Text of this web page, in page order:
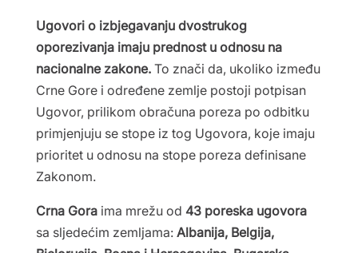
Ugovori o izbjegavanju dvostrukog
oporezivanja imaju prednost u odnosu na
nacionalne zakone.To znači da, ukoliko između
Crne Gore i određene zemlje postoji potpisan
Ugovor, prilikom obračuna poreza po odbitku
primjenjuju se stope iz tog Ugovora, koje imaju
prioritet u odnosu na stope poreza definisane
Zakonom.
Crna Goraima mrežu od 43 poreska ugovora
sa sljedećim zemljama: Albanija, Belgija,